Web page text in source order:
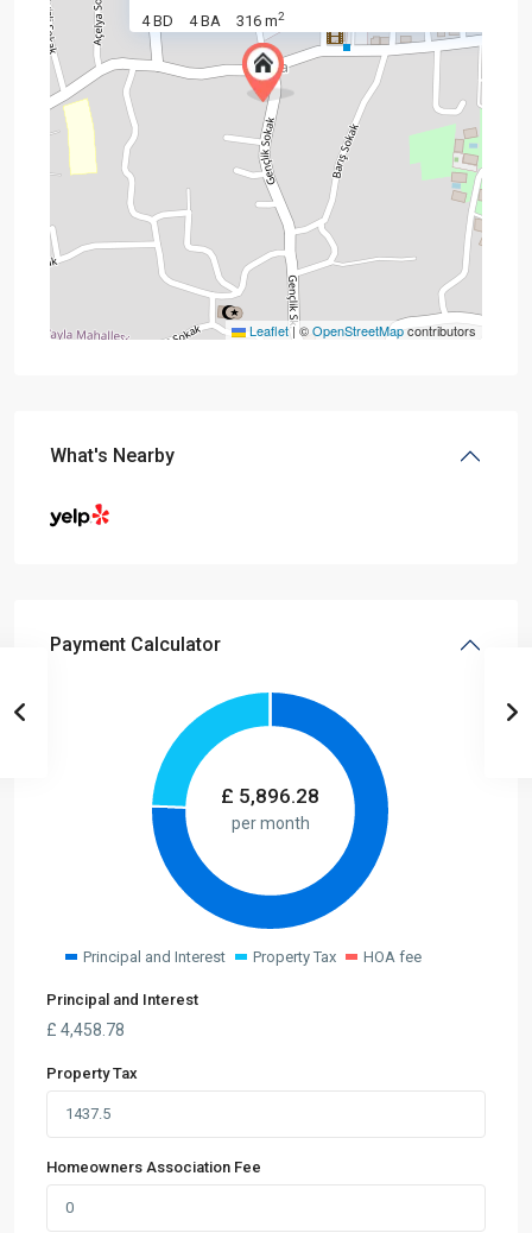
4 BD 4 BA 316 m2
Leaflet|©OpenStreetMapcontributors
What's Nearby
Payment Calculator
£ 5,896.28
per month
Principal and Interest Property Tax HOA fee
Principal and Interest
£ 4,458.78
Property Tax
Homeowners Association Fee